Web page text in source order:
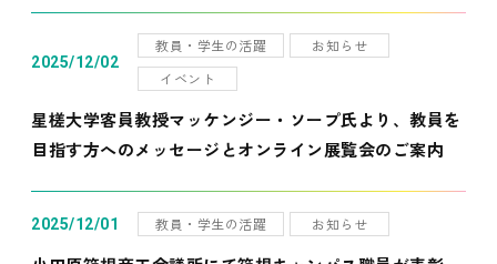
2025/12/02
教員・学生の活躍
お知らせ
イベント
星槎大学客員教授マッケンジー・ソープ氏より、教員を
目指す方へのメッセージとオンライン展覧会のご案内
2025/12/01 教員・学生の活躍 お知らせ